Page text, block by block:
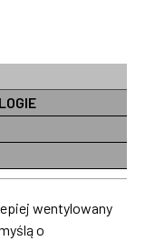
wentylowany
o